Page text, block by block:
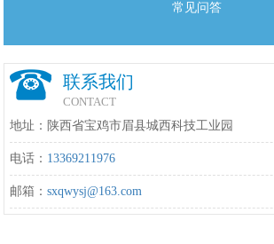
常见问答
联系我们
CONTACT
地址：陕西省宝鸡市眉县城西科技工业园
电话： 13369211976
邮箱：sxqwysj@163.com